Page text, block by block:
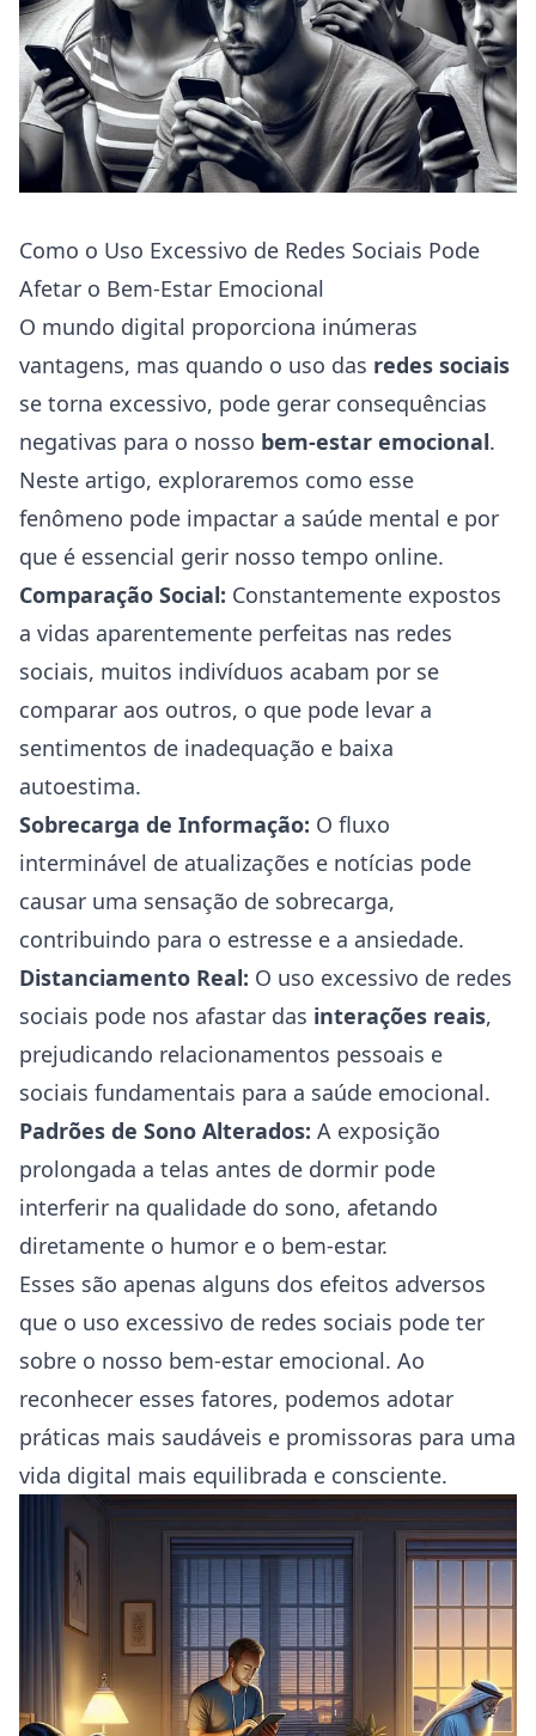
Como o Uso Excessivo de Redes Sociais Pode
Afetar o Bem-Estar Emocional
O mundo digital proporciona inúmeras
vantagens, mas quando o uso das redes sociais
se torna excessivo, pode gerar consequências
negativas para o nosso bem-estar emocional.
Neste artigo, exploraremos como esse
fenômeno pode impactar a saúde mental e por
que é essencial gerir nosso tempo online.
Comparação Social: Constantemente expostos
a vidas aparentemente perfeitas nas redes
sociais, muitos indivíduos acabam por se
comparar aos outros, o que pode levar a
sentimentos de inadequação e baixa
autoestima.
Sobrecarga de Informação: O fluxo
interminável de atualizações e notícias pode
causar uma sensação de sobrecarga,
contribuindo para o estresse e a ansiedade.
Distanciamento Real: O uso excessivo de redes
sociais pode nos afastar das interações reais,
prejudicando relacionamentos pessoais e
sociais fundamentais para a saúde emocional.
Padrões de Sono Alterados: A exposição
prolongada a telas antes de dormir pode
interferir na qualidade do sono, afetando
diretamente o humor e o bem-estar.
Esses são apenas alguns dos efeitos adversos
que o uso excessivo de redes sociais pode ter
sobre o nosso bem-estar emocional. Ao
reconhecer esses fatores, podemos adotar
práticas mais saudáveis e promissoras para uma
vida digital mais equilibrada e consciente.